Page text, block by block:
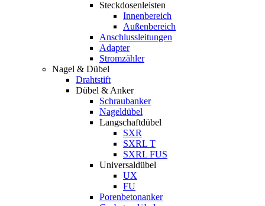
Steckdosenleisten
Innenbereich
Außenbereich
Anschlussleitungen
Adapter
Stromzähler
Nagel & Dübel
Drahtstift
Dübel & Anker
Schraubanker
Nageldübel
Langschaftdübel
SXR
SXRL T
SXRL FUS
Universaldübel
UX
FU
Porenbetonanker